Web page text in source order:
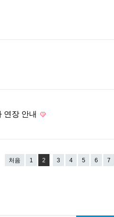
연장 안내
처음 1 2 3 4 5 6 7